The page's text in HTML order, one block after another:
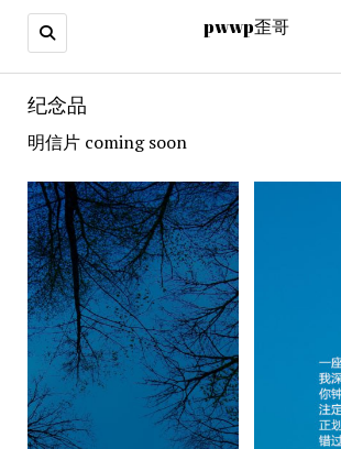
pwwp歪哥
纪念品
明信片 coming soon